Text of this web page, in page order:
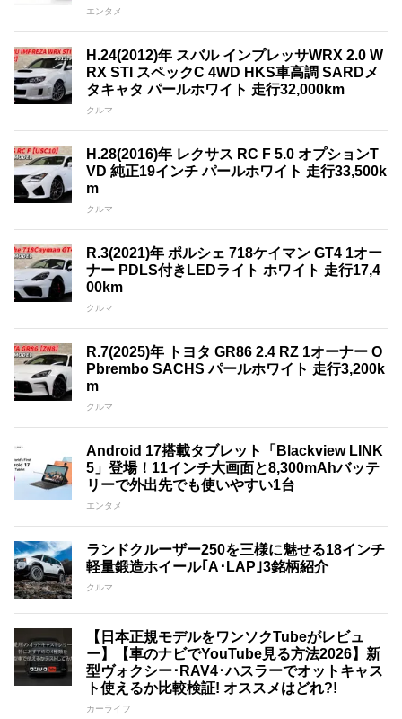
エンタメ
H.24(2012)年 スバル インプレッサWRX 2.0 W
RX STI スペックC 4WD HKS車高調 SARDメ
タキャタ パールホワイト 走行32,000km
クルマ
H.28(2016)年 レクサス RC F 5.0 オプションT
VD 純正19インチ パールホワイト 走行33,500k
m
クルマ
R.3(2021)年 ポルシェ 718ケイマン GT4 1オー
ナー PDLS付きLEDライト ホワイト 走行17,4
00km
クルマ
R.7(2025)年 トヨタ GR86 2.4 RZ 1オーナー O
Pbrembo SACHS パールホワイト 走行3,200k
m
クルマ
Android 17搭載タブレット「Blackview LINK
5」登場！11インチ大画面と8,300mAhバッテ
リーで外出先でも使いやすい1台
エンタメ
ランドクルーザー250を三様に魅せる18インチ
軽量鍛造ホイール｢A･LAP｣3銘柄紹介
クルマ
【日本正規モデルをワンソクTubeがレビュ
ー】【車のナビでYouTube見る方法2026】新
型ヴォクシー･RAV4･ハスラーでオットキャス
ト使えるか比較検証! オススメはどれ?!
カーライフ